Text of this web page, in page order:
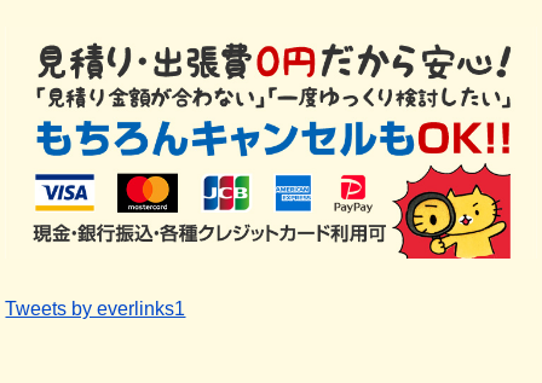
Tweets by everlinks1